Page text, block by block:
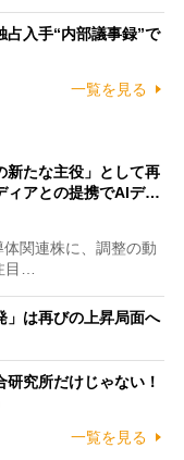
占入手“内部議事録”で
一覧を見る
新たな主役」として再
アとの提携でAIデ…
関連株に、調整の動
目…
」は再びの上昇局面へ
研究所だけじゃない！
一覧を見る